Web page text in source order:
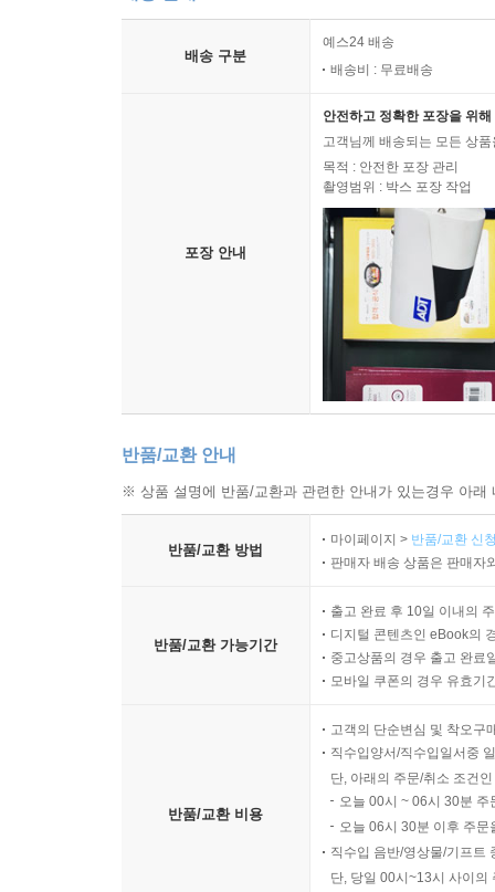
배송 구분
예스24 배송
배송비 : 무료배송
포장 안내
안전하고 정확한 포장을 위
고객님께 배송되는 모든 상
목적 : 안전한 포장 관리
촬영범위 : 박스 포장 작업
반품/교환 안내
※ 상품 설명에 반품/교환과 관련한 안내가 있는경우 아
반품/교환 방법
마이페이지 > 반품/교환 신
판매자 배송 상품은 판매자
반품/교환 가능기간
출고 완료 후 10일 이내의
디지털 콘텐츠인 eBook의
중고상품의 경우 출고 완료
모바일 쿠폰의 경우 유효기
반품/교환 비용
고객의 단순변심 및 착오구
직수입양서/직수입일서중
단, 아래의 주문/취소 조건
오늘 00시 ~ 06시 30분
오늘 06시 30분 이후 주
직수입 음반/영상물/기프트
단, 당일 00시~13시 사이의